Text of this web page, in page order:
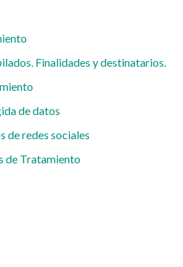
Finalidades y destinatarios.
de datos
de redes sociales
de Tratamiento